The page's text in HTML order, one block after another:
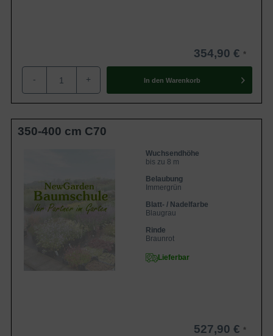
354,90 €
- + In den Warenkorb
350-400 cm C70
Wuchsendhöhe
bis zu 8 m
Belaubung
Immergrün
Blatt- / Nadelfarbe
Blaugrau
Rinde
Braunrot
Lieferbar
527,90 €